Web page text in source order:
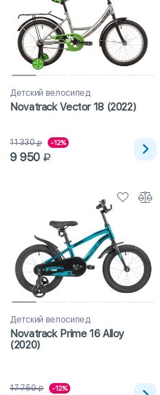
Детский велосипед
Novatrack Vector 18 (2022)
11 330 -12%
9 950
Детский велосипед
Novatrack Prime 16 Alloy
(2020)
17 750 -12%